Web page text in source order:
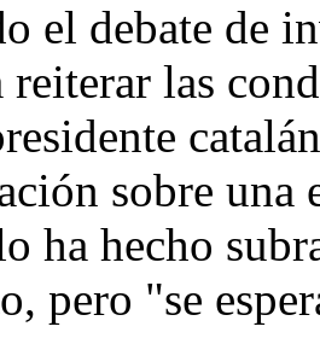
el debate de
las
sobre una
ha hecho
pero "se